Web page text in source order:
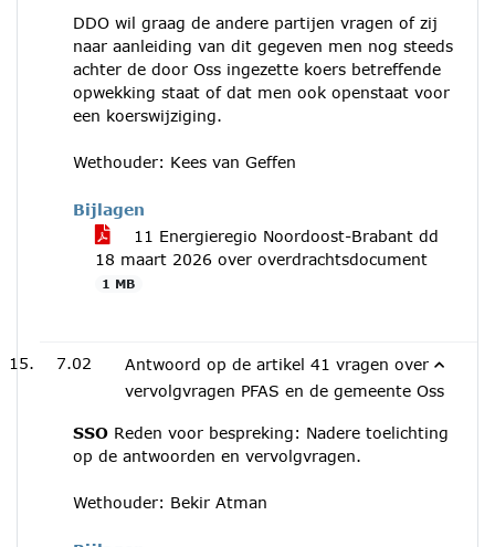
DDO wil graag de andere partijen vragen of zij
naar aanleiding van dit gegeven men nog steeds
achter de door Oss ingezette koers betreffende
opwekking staat of dat men ook openstaat voor
een koerswijziging.
Wethouder: Kees van Geffen
Bijlagen
11 Energieregio Noordoost-Brabant dd
18 maart 2026 over overdrachtsdocument
1 MB
7.02
Antwoord op de artikel 41 vragen over
vervolgvragen PFAS en de gemeente Oss
SSO Reden voor bespreking: Nadere toelichting
op de antwoorden en vervolgvragen.
Wethouder: Bekir Atman